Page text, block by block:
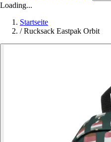
Loading...
Startseite
/ Rucksack Eastpak Orbit